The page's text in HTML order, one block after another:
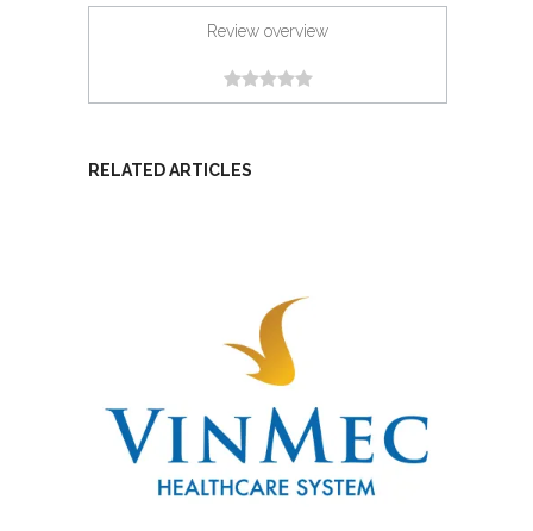
Review overview
RELATED ARTICLES